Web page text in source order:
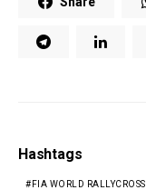
Hashtags
FIA WORLD RALLYCROSS